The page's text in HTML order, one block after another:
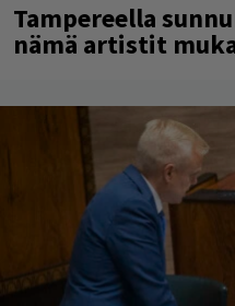
Tampereella
nämä artistit